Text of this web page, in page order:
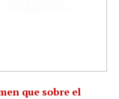
que sobre el